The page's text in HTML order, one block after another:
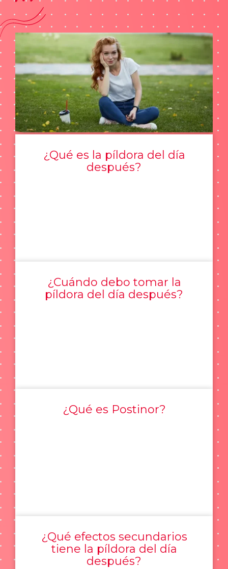
¿Qué es la píldora del día
después?
¿Cuándo debo tomar la
píldora del día después?
¿Qué es Postinor?
¿Qué efectos secundarios
tiene la píldora del día
después?